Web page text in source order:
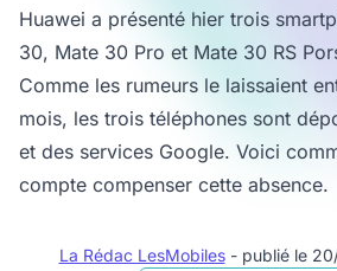
Huawei a présenté hier trois
30, Mate 30 Pro et Mate 30 RS
Comme les rumeurs le laissaient
mois, les trois téléphones sont
et des services Google. Voici
compte compenser cette absence.
La Rédac LesMobiles - publié le